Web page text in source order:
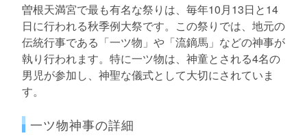
曽根天満宮で最も有名な祭りは、毎年10月13日と14
日に行われる秋季例大祭です。この祭りでは、地元の
伝統行事である「一ツ物」や「流鏑馬」などの神事が
執り行われます。特に一ツ物は、神童とされる4名の
男児が参加し、神聖な儀式として大切にされていま
す。
一ツ物神事の詳細